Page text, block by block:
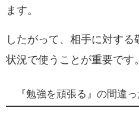
ます。
したがって、相手に対す
状況で使うことが重要です。
『勉強を頑張る』の間違